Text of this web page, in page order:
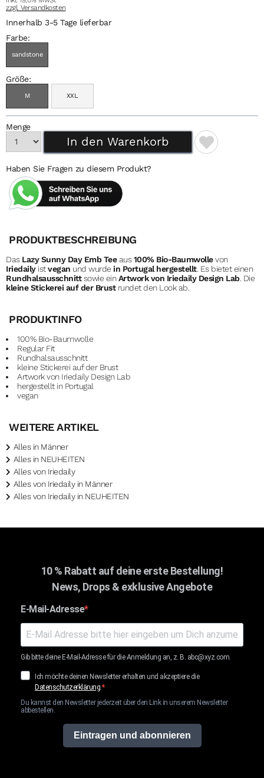
zzgl. Versandkosten
Innerhalb 3-5 Tage lieferbar
Farbe:
sandstone
Größe:
M XXL
Menge
Haben Sie Fragen zu diesem Produkt?
PRODUKTBESCHREIBUNG
Das Lazy Sunny Day Emb Teeaus100% Bio-Baumwollevon
Iriedailyistvegan und wurde in Portugal hergestellt. Es bietet einen
Rundhalsausschnittsowie einArtwork von Iriedaily Design Lab . Die
kleine Stickerei auf der Brustrundet den Look ab.
PRODUKTINFO
100% Bio-Baumwolle
Regular Fit
Rundhalsausschnitt
kleine Stickerei auf der Brust
Artwork von Iriedaily Design Lab
hergestellt in Portugal
vegan
WEITERE ARTIKEL
Alles in Männer
Alles in NEUHEITEN
Alles von Iriedaily
Alles von Iriedaily in Männer
Alles von Iriedaily in NEUHEITEN
10 % Rabatt auf deine erste Bestellung!
News, Drops & exklusive Angebote
E-Mail-Adresse
Gib bitte deine E-Mail-Adresse für die Anmeldung an, z. B. abc@xyz.com.
Ich möchte deinen Newsletter erhalten und akzeptiere die
Datenschutzerklärung
Du kannst den Newsletter jederzeit über den Link in unserem Newsletter
abbestellen.
Eintragen und abonnieren